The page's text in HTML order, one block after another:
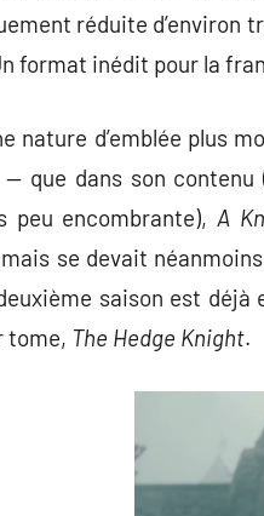
réduite d’environ
format inédit pour la
nature d’emblée plus
— que dans son
peu encombrante),A
se devait
deuxième saison est
tome, The Hedge Knight.